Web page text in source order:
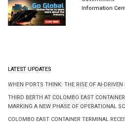
Information
LATEST UPDATES
WHEN PORTS THINK: THE RISE OF AI-
THIRD BERTH AT COLOMBO EAST
MARKING A NEW PHASE OF OPERATIONAL
COLOMBO EAST CONTAINER TERMINAL